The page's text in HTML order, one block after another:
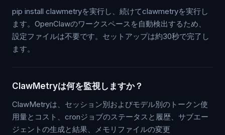
pip install clawmetryを実行し、続けてclawmetryを実行し
ます。OpenClawのワークスペースを自動検出するため、
設定ファイルは不要です。セットアップは約30秒で完了し
ます。
ClawMetryは何を監視しますか？
ClawMetryは、セッション別およびモデル別のトークン使
用量とコスト、cronジョブのステータスと履歴、サブエー
ジェントの生成と結果、メモリファイルの変更